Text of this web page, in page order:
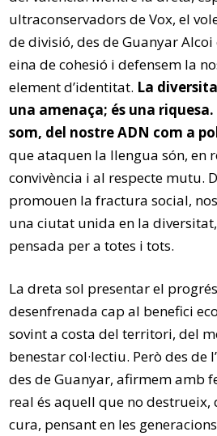
ultraconservadors de Vox, el
de divisió, des de Guanyar
eina de cohesió i defensem la
element d’identitat. La
una amenaça; és una
som, del nostre ADN com a
que ataquen la llengua són, en
convivència i al respecte mutu.
promouen la fractura social,
una ciutat unida en la
pensada per a totes i tots.
La dreta sol presentar el
desenfrenada cap al benefici
sovint a costa del territori, del
benestar col·lectiu. Però des de
des de Guanyar, afirmem amb
real és aquell que no
cura, pensant en les